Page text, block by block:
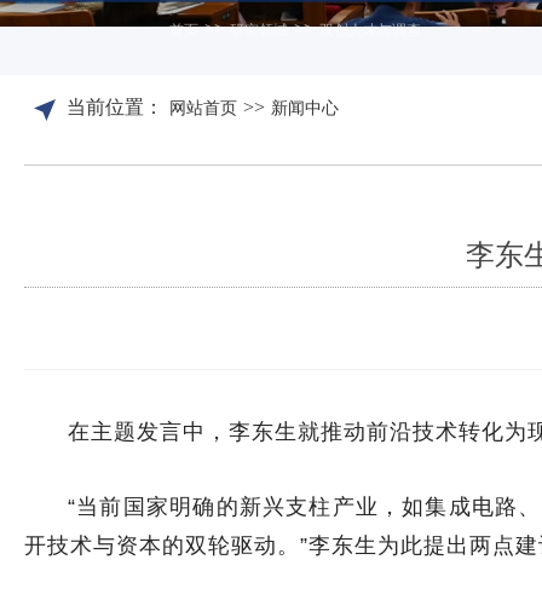
首页 >> 研究领域 >> 双创人才与调查
当前位置： 网站首页 >> 新闻中心
李东
在主题发言中，李东生就推动前沿技术转化
“当前国家明确的新兴支柱产业，如集成电路
开技术与资本的双轮驱动。”李东生为此提出两点